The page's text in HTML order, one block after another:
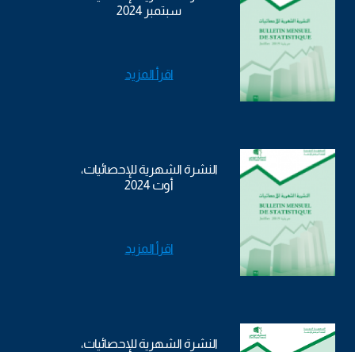
سبتمبر 2024
اقرأ المزيد
النشرة الشهرية للإحصائيات،
أوت 2024
اقرأ المزيد
النشرة الشهرية للإحصائيات،